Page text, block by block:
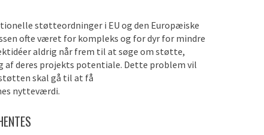
støtteordninger i EU og den Europæiske
ofte været for kompleks og for dyr for mindre
aldrig når frem til at søge om støtte,
af deres projekts potentiale. Dette problem vil
skal gå til at få
nytteværdi.